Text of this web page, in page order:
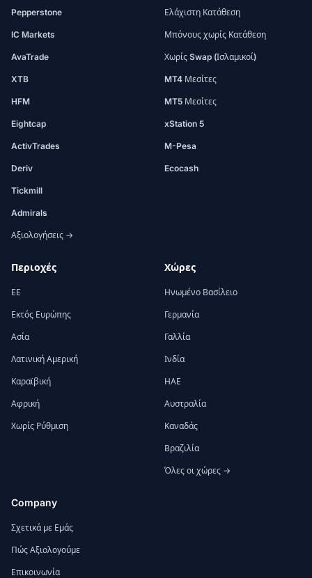
Pepperstone
IC Markets
AvaTrade
XTB
HFM
Eightcap
ActivTrades
Deriv
Tickmill
Admirals
Αξιολογήσεις →
Ελάχιστη Κατάθεση
Μπόνους χωρίς Κατάθεση
Χωρίς Swap (Ισλαμικοί)
MT4 Μεσίτες
MT5 Μεσίτες
xStation 5
M-Pesa
Ecocash
Περιοχές
ΕΕ
Εκτός Ευρώπης
Ασία
Λατινική Αμερική
Καραϊβική
Αφρική
Χωρίς Ρύθμιση
Χώρες
Ηνωμένο Βασίλειο
Γερμανία
Γαλλία
Ινδία
ΗΑΕ
Αυστραλία
Καναδάς
Βραζιλία
Όλες οι χώρες →
Company
Σχετικά με Εμάς
Πώς Αξιολογούμε
Επικοινωνία